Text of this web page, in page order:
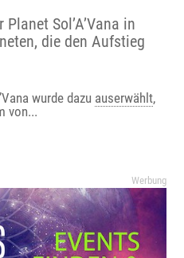
Sol’A’Vana in
die den Aufstieg
wurde dazu auserwählt,
von...
Werbung